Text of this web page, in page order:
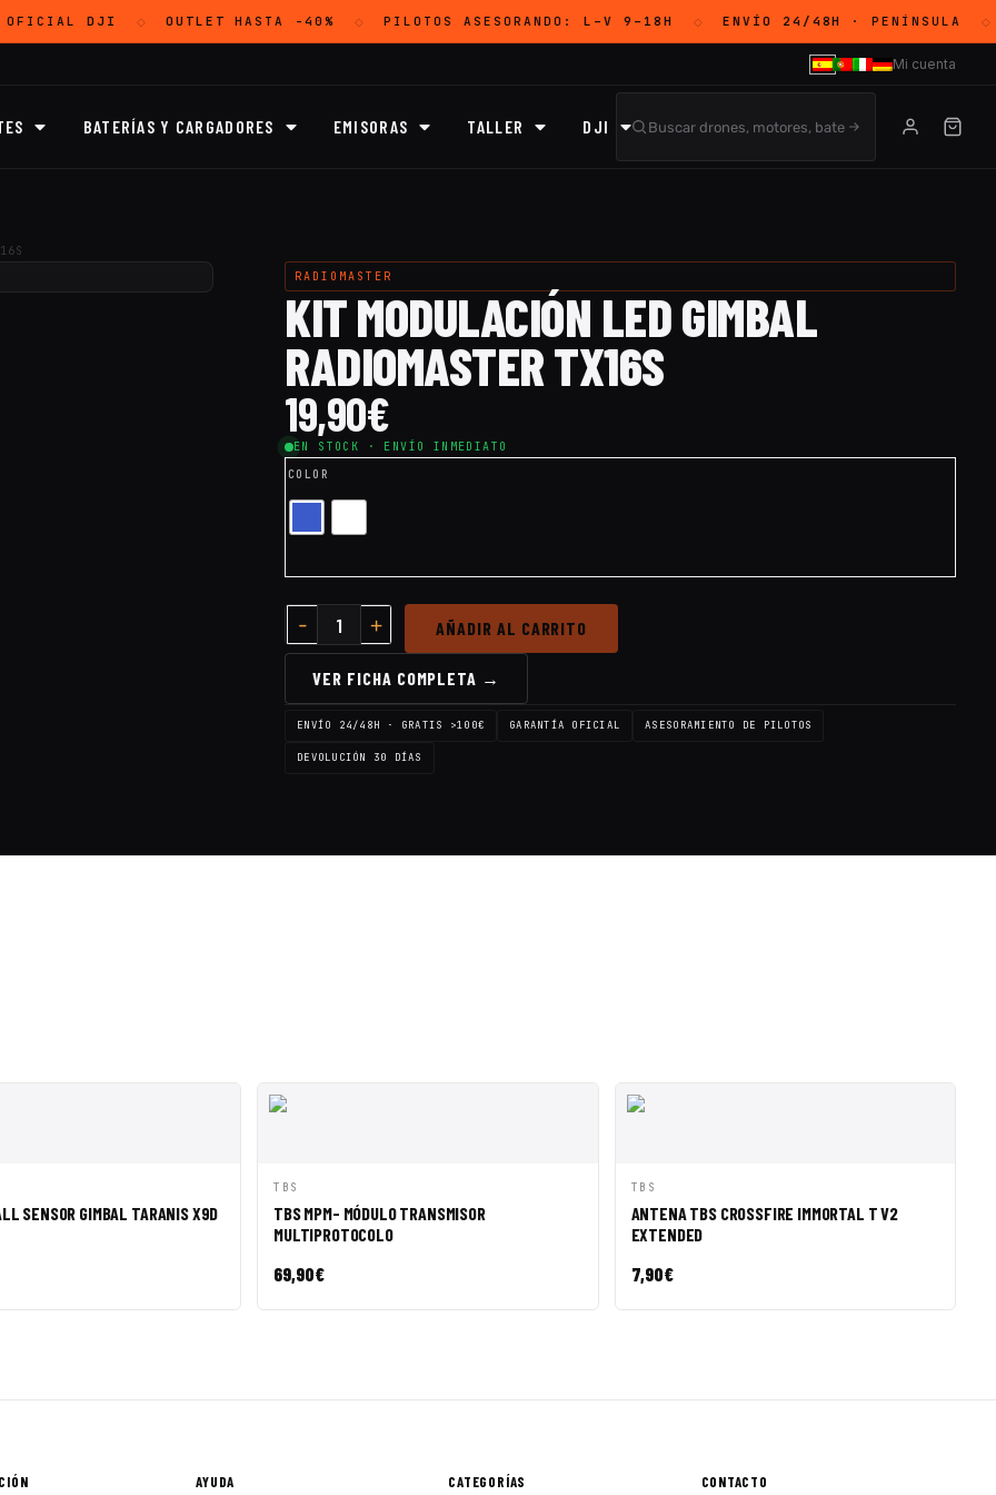
OFICIAL DJI OUTLET HASTA -40% PILOTOS ASESORANDO: L–V 9–18H ENVÍO 24/48H· PENÍNSULA
Mi cuenta
BATERÍAS Y CARGADORES EMISORAS TALLER DJI
RADIOMASTER
KIT MODULACIÓN LED GIMBAL
RADIOMASTER TX16S
19,90€
EN STOCK · ENVÍO INMEDIATO
COLOR
AÑADIR AL CARRITO
VER FICHA COMPLETA →
ENVÍO 24/48H · GRATIS >100€ GARANTÍA OFICIAL ASESORAMIENTO DE PILOTOS
DEVOLUCIÓN 30 DÍAS
SENSOR GIMBAL TARANIS X9D
VISTA RÁPIDA
TBS
TBS MPM- MÓDULO TRANSMISOR
MULTIPROTOCOLO
69,90€
VISTA RÁPIDA
TBS
ANTENA TBS CROSSFIRE IMMORTAL T V2
EXTENDED
7,90€
AYUDA CATEGORÍAS CONTACTO